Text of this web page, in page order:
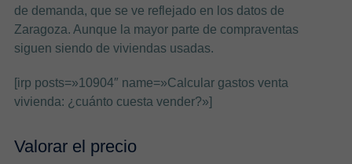
de demanda, que se ve reflejado en los datos de
Zaragoza. Aunque la mayor parte de compraventas
siguen siendo de viviendas usadas.
[irp posts=»10904″ name=»Calcular gastos venta
vivienda: ¿cuánto cuesta vender?»]
Valorar el precio